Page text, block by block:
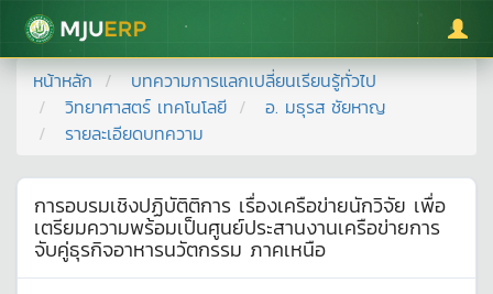
มหาวิทยาลัยแม่โจ้
หน้าหลัก
บทความการแลกเปลี่ยนเรียนรู้ทั่วไป
วิทยาศาสตร์ เทคโนโลยี
อ. มธุรส ชัยหาญ
รายละเอียดบทความ
การอบรมเชิงปฏิบัติติการ เรื่องเครือข่ายนักวิจัย เพื่อ
เตรียมความพร้อมเป็นศูนย์ประสานงานเครือข่ายการ
จับคู่ธุรกิจอาหารนวัตกรรม ภาคเหนือ